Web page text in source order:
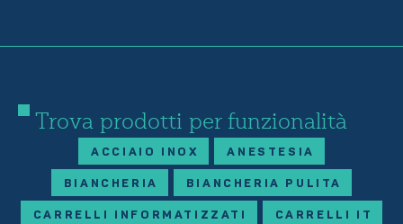
Trova prodotti per funzionalità
ACCIAIO INOX ANESTESIA
BIANCHERIA BIANCHERIA PULITA
CARRELLI INFORMATIZZATI CARRELLI IT